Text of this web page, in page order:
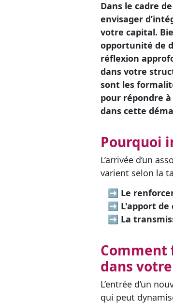
Dans le cadre
envisager
votre capital.
opportunité de
réflexion
dans votre
sont les
pour répondre
dans cette
Pourquoi
L’arrivée d’un
varient selon la
➡ Le
➡ L'apport
➡ La
Comment
dans
L’entrée d’un
qui peut